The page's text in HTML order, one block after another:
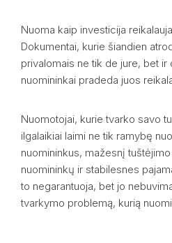
Nuoma kaip investicija
Dokumentai, kurie šiandien
privalomais ne tik de jure, bet
nuomininkai pradeda juos
Nuomotojai, kurie tvarko savo
ilgalaikiai laimi ne tik ramybę
nuomininkus, mažesnį
nuomininkų ir stabilesnes
to negarantuoja, bet jo
tvarkymo problemą, kurią